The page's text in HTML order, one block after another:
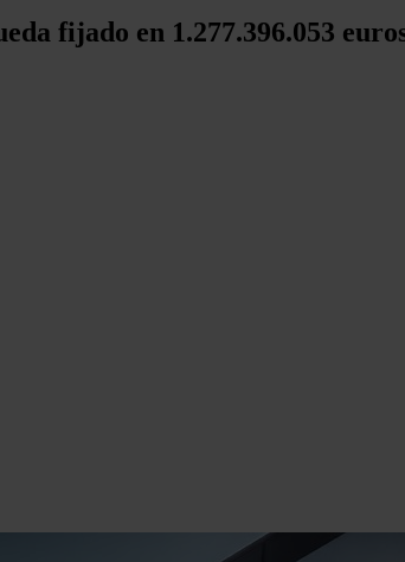
fijado en 1.277.396.053